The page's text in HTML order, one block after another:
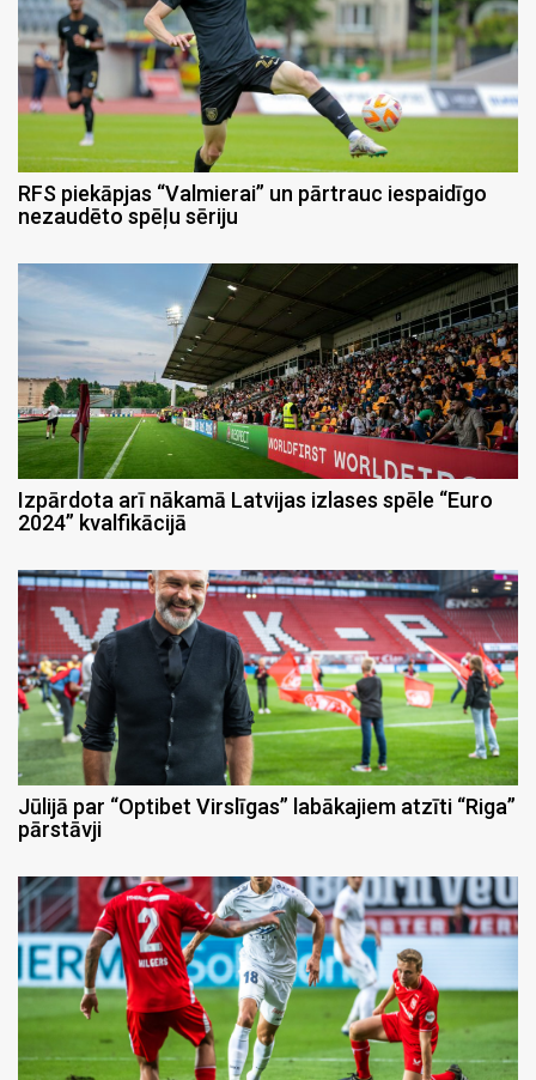
RFS piekāpjas “Valmierai” un pārtrauc iespaidīgo
nezaudēto spēļu sēriju
Izpārdota arī nākamā Latvijas izlases spēle “Euro
2024” kvalfikācijā
Jūlijā par “Optibet Virslīgas” labākajiem atzīti “Riga”
pārstāvji